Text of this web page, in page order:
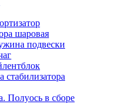
шаровая
подвески
стабилизатора
Полуось в сборе